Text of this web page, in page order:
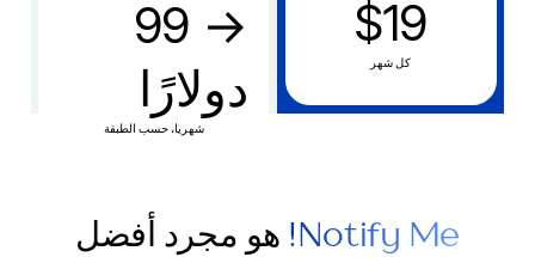
$19
كل شهر
→ 99
دولارًا
شهريا، حسب الطبقة
Notify Me! هو مجرد أفضل